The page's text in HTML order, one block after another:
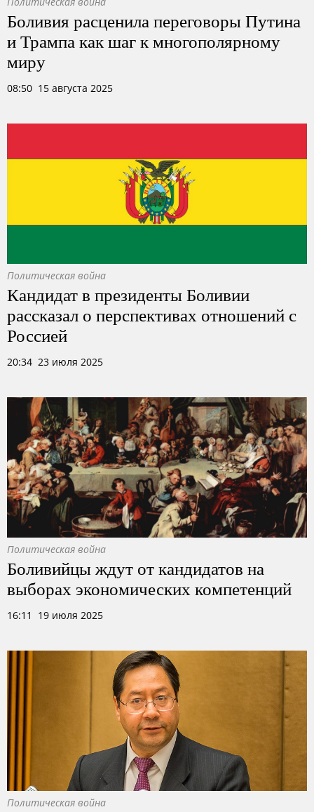
Боливия расценила переговоры Путина
и Трампа как шаг к многополярному
миру
08:50 15 августа 2025
Политическая война
Кандидат в президенты Боливии
рассказал о перспективах отношений с
Россией
20:34 23 июля 2025
Политическая война
Боливийцы ждут от кандидатов на
выборах экономических компетенций
16:11 19 июля 2025
Политическая война